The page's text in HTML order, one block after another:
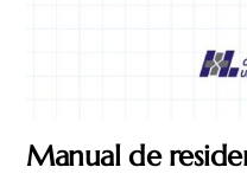
Manual de